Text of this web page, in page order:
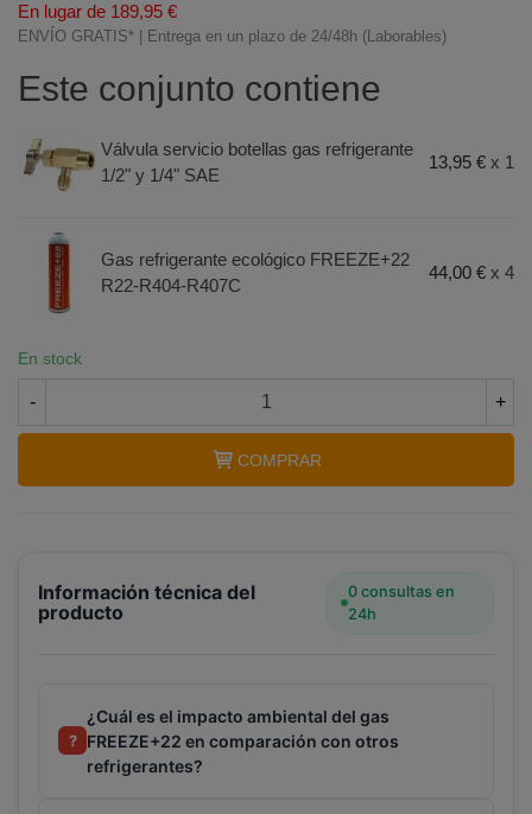
En lugar de 189,95 €
ENVÍO GRATIS* | Entrega en un plazo de 24/48h (Laborables)
Este conjunto contiene
Válvula servicio botellas gas refrigerante
1/2" y 1/4" SAE
13,95 € x 1
Gas refrigerante ecológico FREEZE+22
R22-R404-R407C
44,00 € x 4
En stock
- +
COMPRAR
Información técnica del
producto
0 consultas en
24h
?
¿Cuál es el impacto ambiental del gas
FREEZE+22 en comparación con otros
refrigerantes?
botellas gas refrigerante ecológico FREEZE+22
R22 R404 R407C + llave de servicio